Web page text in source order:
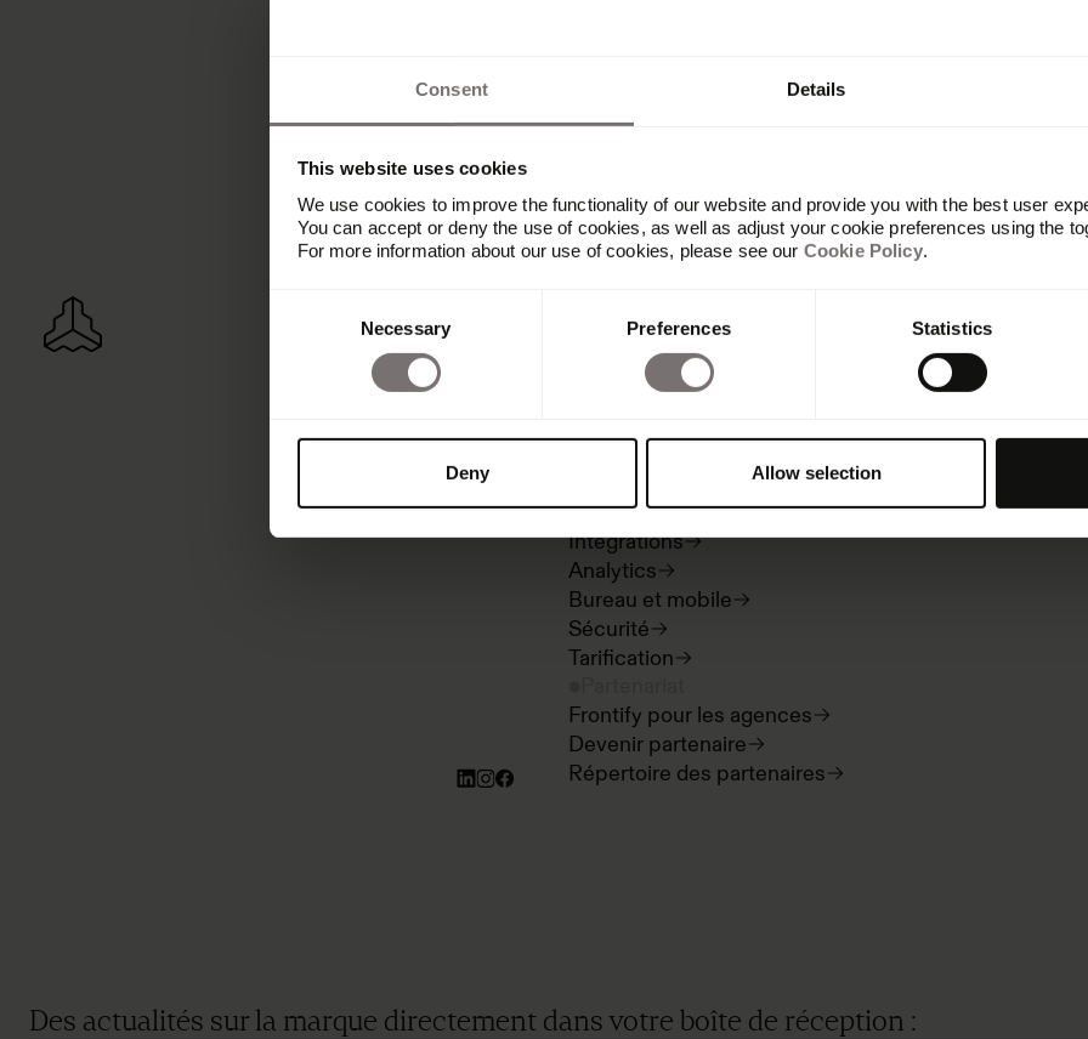
Consent Details
This website uses cookies
We use cookies to improve the functionality of our website and provide you with the best user
You can accept or deny the use of cookies, as well as adjust your cookie preferences using the
For more information about our use of cookies, please see our Cookie Policy.
Necessary Preferences Statistics
Deny Allow selection
Vue d'ensemble
Built with Frontify
AI at Frontify
Digital asset management
Templates
Intégrations
Analytics
Bureau et mobile
Sécurité
Tarification
Frontify pour les agences
Devenir partenaire
Répertoire des partenaires
Des actualités sur la marque directement dans votre boîte de réception :